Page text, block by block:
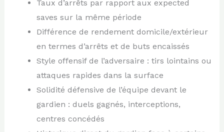
Taux d’arrêts par rapport aux expected
saves sur la même période
Différence de rendement domicile/extérieur
en termes d’arrêts et de buts encaissés
Style offensif de l’adversaire : tirs lointains ou
attaques rapides dans la surface
Solidité défensive de l’équipe devant le
gardien : duels gagnés, interceptions,
centres concédés